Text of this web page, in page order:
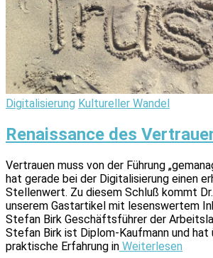
Digitalisierung Kultureller Wandel
Renaissance des
Vertrauen muss von der Führung
hat gerade bei der Digitalisierung einen
Stellenwert. Zu diesem Schluß kommt
unserem Gastartikel mit lesenswertem
Stefan Birk Geschäftsführer der
Stefan Birk ist Diplom-Kaufmann und hat
praktische Erfahrung in Weiterlesen